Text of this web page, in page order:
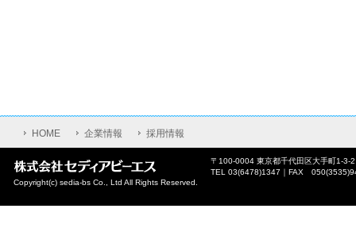
HOME 企業情報 採用情報
〒100-0004 東京都千代田区大手町1-3-
TEL 03(6478)1347｜FAX
Copyright(c) sedia-bs Co., Ltd All Rights Reserved.